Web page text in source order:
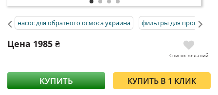
насос для обратного осмоса украина фильтры для
Цена 1985 ₴
Список желаний
КУПИТЬ КУПИТЬ В 1 КЛИК